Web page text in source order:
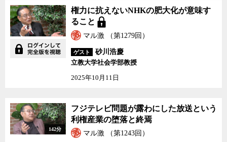
事故の後は、原発問題について批判的な記事を書くことが必要と考
えているとして、「世の中が右に行っているのだから真ん中にいる
者は左翼といわれる。ある種のそういう感覚を大切にしている会社
だ」と語る。要するに、自分たちは特に変わった報道をしていると
いう認識は持っていないが、当たり前のことを普通に報道するだけ
また、田原氏によると、東京新聞はもともと３・１１の事故以前
から、原発問題をタブー視せずに、原発の問題点も積極的に伝えて
きたという。事故後の報道もその路線を続けているだけで、何ら特
別なことではないというのが田原氏の説明だ。
権力に抗えないNHKの肥大化が意味す
ること
マル激 （第1279回）
ゲスト
砂川浩慶
立教大学社会学部教授
2025年10月11日
142分
フジテレビ問題が露わにした放送という
利権産業の堕落と終焉
マル激 （第1243回）